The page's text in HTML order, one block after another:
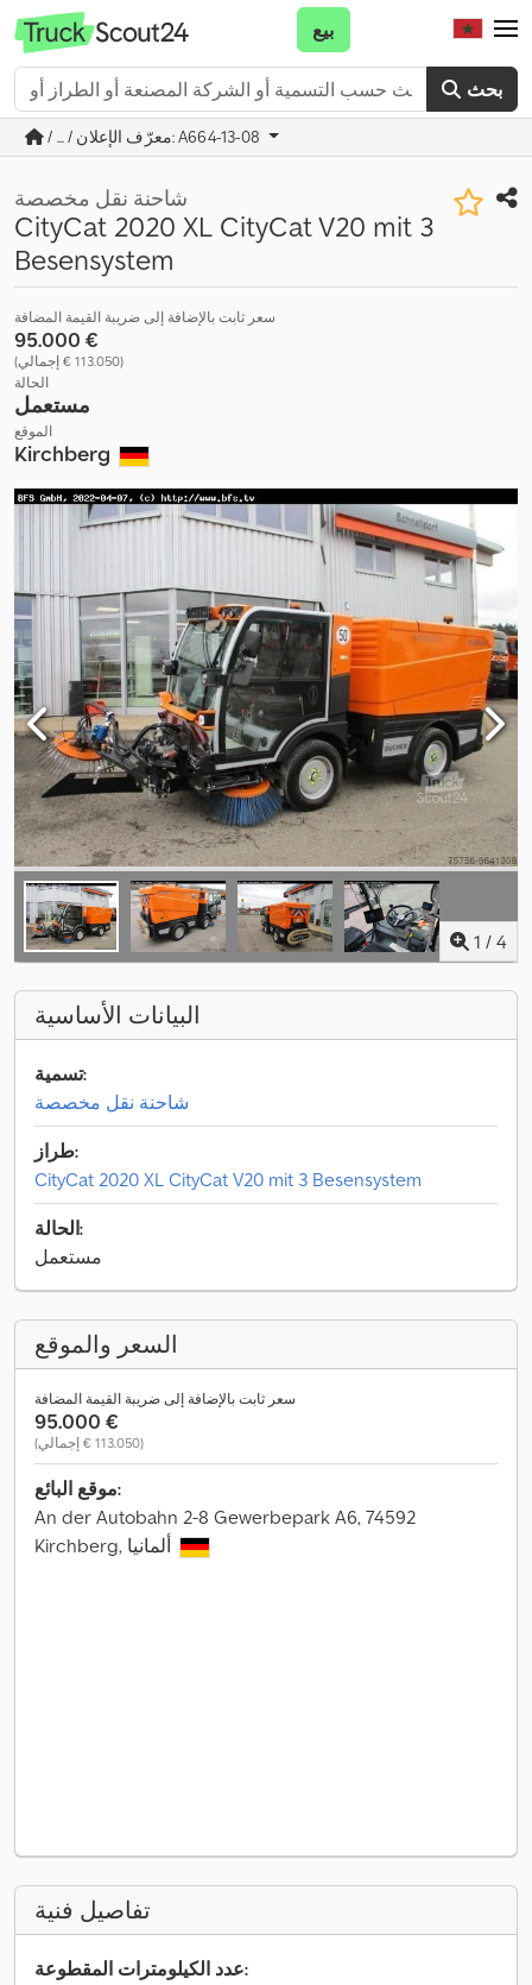
بحث
بيع
/ ... / معرّف الإعلان: A664-13-08
شاحنة نقل مخصصة
CityCat 2020 XL CityCat V20 mit 3
Besensystem
سعر ثابت بالإضافة إلى ضريبة القيمة المضافة
‏95.000 €
(‏113.050 € إجمالي)
الحالة
مستعمل
الموقع
Kirchberg
1 / 4
البيانات الأساسية
تسمية:
شاحنة نقل مخصصة
طراز:
CityCat 2020 XL CityCat V20 mit 3 Besensystem
الحالة:
مستعمل
السعر والموقع
سعر ثابت بالإضافة إلى ضريبة القيمة المضافة
‏95.000 €
(‏113.050 € إجمالي)
موقع البائع:
An der Autobahn 2-8 Gewerbepark A6, 74592
تفاصيل فنية
عدد الكيلومترات المقطوعة: